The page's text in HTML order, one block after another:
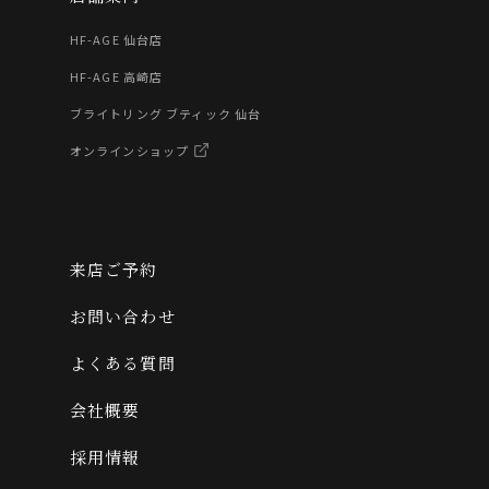
HF-AGE 仙台店
HF-AGE 高崎店
ブライトリング ブティック 仙台
オンラインショップ
来店ご予約
お問い合わせ
よくある質問
会社概要
採用情報